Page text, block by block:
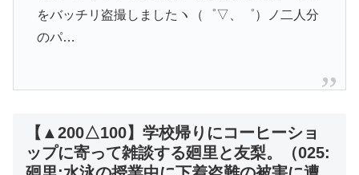
をバッチリ盗撮しましたヽ（゜▽、゜）ノ二人分
のパ…
【▲200△100】学校帰りにコーヒーショ
ップに寄って雑談する廻里と友梨。（025: